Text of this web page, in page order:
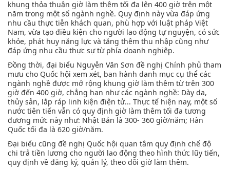
khung thỏa thuận giờ làm thêm tối đa lên 400 giờ trên một
năm trong một số ngành nghề. Quy định này vừa đáp ứng
nhu cầu thực tiễn khách quan, phù hợp với luật pháp Việt
Nam, vừa tạo điều kiện cho người lao động tự nguyện, có sức
khỏe, phát huy năng lực và tăng thêm thu nhập cũng như
đáp ứng nhu cầu thực sự từ phía doanh nghiệp.
Đồng thời, đại biểu Nguyễn Văn Sơn đề nghị Chính phủ tham
mưu cho Quốc hội xem xét, ban hành danh mục cụ thể các
ngành nghề được mở rộng khung giờ làm thêm từ trên 300
giờ đến 400 giờ, chẳng hạn như các ngành nghề: Dày da,
thủy sản, lắp ráp linh kiện điện tử... Thực tế hiện nay, một số
nước tiên tiến vẫn có quy định giờ làm thêm tối đa tương
đương mức này như: Nhật Bản là 300- 360 giờ/năm; Hàn
Quốc tối đa là 620 giờ/năm.
Đại biểu cũng đề nghị Quốc hội quan tâm quy định chế độ
chi trả tiền lương cho người lao động theo hình thức lũy tiến,
quy định về đăng ký, quản lý, theo dõi giờ làm thêm.